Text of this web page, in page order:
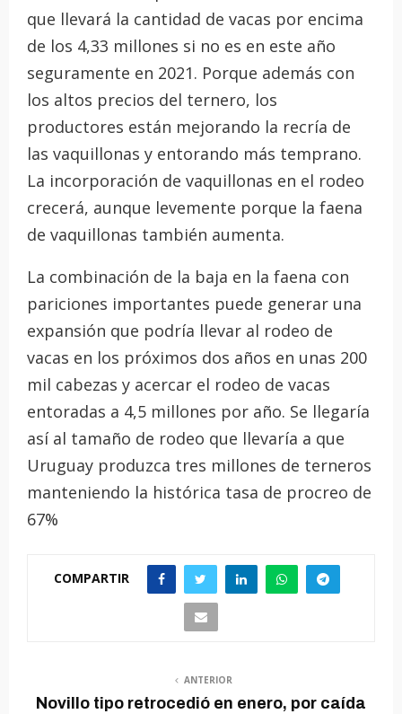
que llevará la cantidad de vacas por encima
de los 4,33 millones si no es en este año
seguramente en 2021. Porque además con
los altos precios del ternero, los
productores están mejorando la recría de
las vaquillonas y entorando más temprano.
La incorporación de vaquillonas en el rodeo
crecerá, aunque levemente porque la faena
de vaquillonas también aumenta.
La combinación de la baja en la faena con
pariciones importantes puede generar una
expansión que podría llevar al rodeo de
vacas en los próximos dos años en unas 200
mil cabezas y acercar el rodeo de vacas
entoradas a 4,5 millones por año. Se llegaría
así al tamaño de rodeo que llevaría a que
Uruguay produzca tres millones de terneros
manteniendo la histórica tasa de procreo de
67%
COMPARTIR
ANTERIOR
Novillo tipo retrocedió en enero, por caída